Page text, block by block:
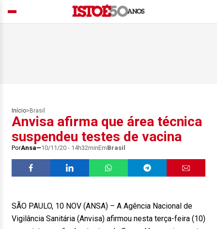
Início> Brasil
Anvisa afirma que área técnica
suspendeu testes de vacina
PorAnsa 10/11/20 - 14h32minEmBrasil
SÃO PAULO, 10 NOV (ANSA) – A Agência Nacional de
Vigilância Sanitária (Anvisa) afirmou nesta terça-feira (10)